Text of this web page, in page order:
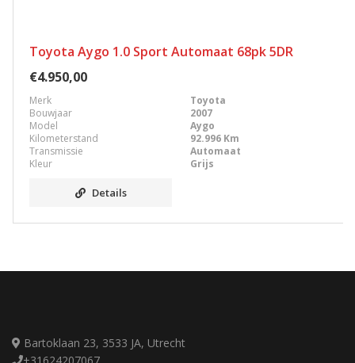
Toyota Aygo 1.0 Sport Automaat 68pk 5DR
€4.950,00
Merk
Toyota
Bouwjaar
2007
Model
Aygo
Kilometerstand
92.996 Km
Transmissie
Automaat
Kleur
Grijs
Details
Bartoklaan 23, 3533 JA, Utrecht